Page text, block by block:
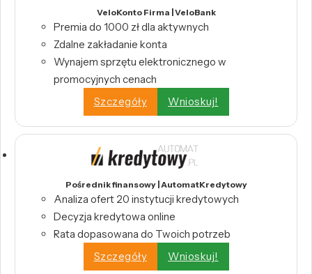
VeloKonto Firma | VeloBank
Premia do 1000 zł dla aktywnych
Zdalne zakładanie konta
Wynajem sprzętu elektronicznego w
promocyjnych cenach
Szczegóły
Wnioskuj!
Pośrednik finansowy | AutomatKredytowy
Analiza ofert 20 instytucji kredytowych
Decyzja kredytowa online
Rata dopasowana do Twoich potrzeb
Szczegóły
Wnioskuj!